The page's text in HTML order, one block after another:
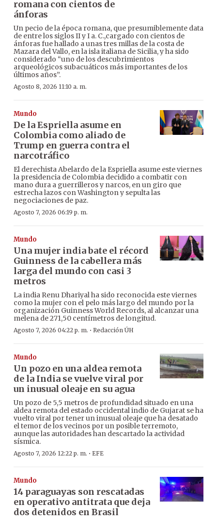
romana con cientos de
ánforas
Un pecio de la época romana, que presumiblemente data
de entre los siglos II y I a. C.,cargado con cientos de
ánforas fue hallado a unas tres millas de la costa de
Mazara del Vallo, en la isla italiana de Sicilia, y ha sido
considerado “uno de los descubrimientos
arqueológicos subacuáticos más importantes de los
últimos años”.
Agosto 8, 2026 11:10 a. m.
Mundo
De la Espriella asume en
Colombia como aliado de
Trump en guerra contra el
narcotráfico
El derechista Abelardo de la Espriella asume este viernes
la presidencia de Colombia decidido a combatir con
mano dura a guerrilleros y narcos, en un giro que
estrecha lazos con Washington y sepulta las
negociaciones de paz.
Agosto 7, 2026 06:19 p. m.
Mundo
Una mujer india bate el récord
Guinness de la cabellera más
larga del mundo con casi 3
metros
La india Renu Dhariyal ha sido reconocida este viernes
como la mujer con el pelo más largo del mundo por la
organización Guinness World Records, al alcanzar una
melena de 271,50 centímetros de longitud.
Agosto 7, 2026 04:22 p. m. · Redacción ÚH
Mundo
Un pozo en una aldea remota
de la India se vuelve viral por
un inusual oleaje en su agua
Un pozo de 5,5 metros de profundidad situado en una
aldea remota del estado occidental indio de Gujarat se ha
vuelto viral por tener un inusual oleaje que ha desatado
el temor de los vecinos por un posible terremoto,
aunque las autoridades han descartado la actividad
sísmica.
Agosto 7, 2026 12:22 p. m. · EFE
Mundo
14 paraguayas son rescatadas
en operativo antitrata que deja
dos detenidos en Brasil